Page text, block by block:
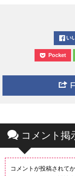
い
Pocket
コメント掲
コメントが投稿されて